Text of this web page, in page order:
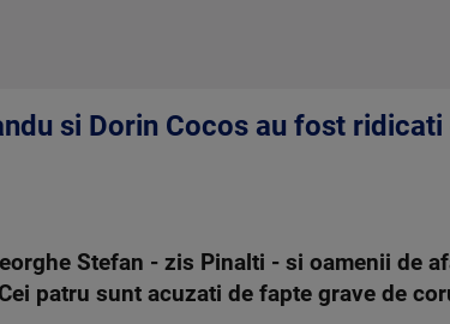
si Dorin Cocos au fost
Stefan - zis Pinalti - si oamenii de
patru sunt acuzati de fapte grave de